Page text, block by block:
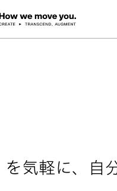
of Dreams
を気軽に、自